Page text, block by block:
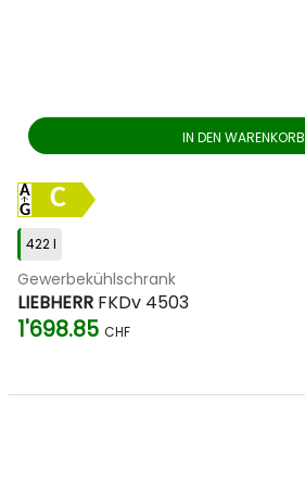
IN DEN WARENKORB
C
422 l
Gewerbekühlschrank
LIEBHERR FKDv 4503
1'698.85 CHF